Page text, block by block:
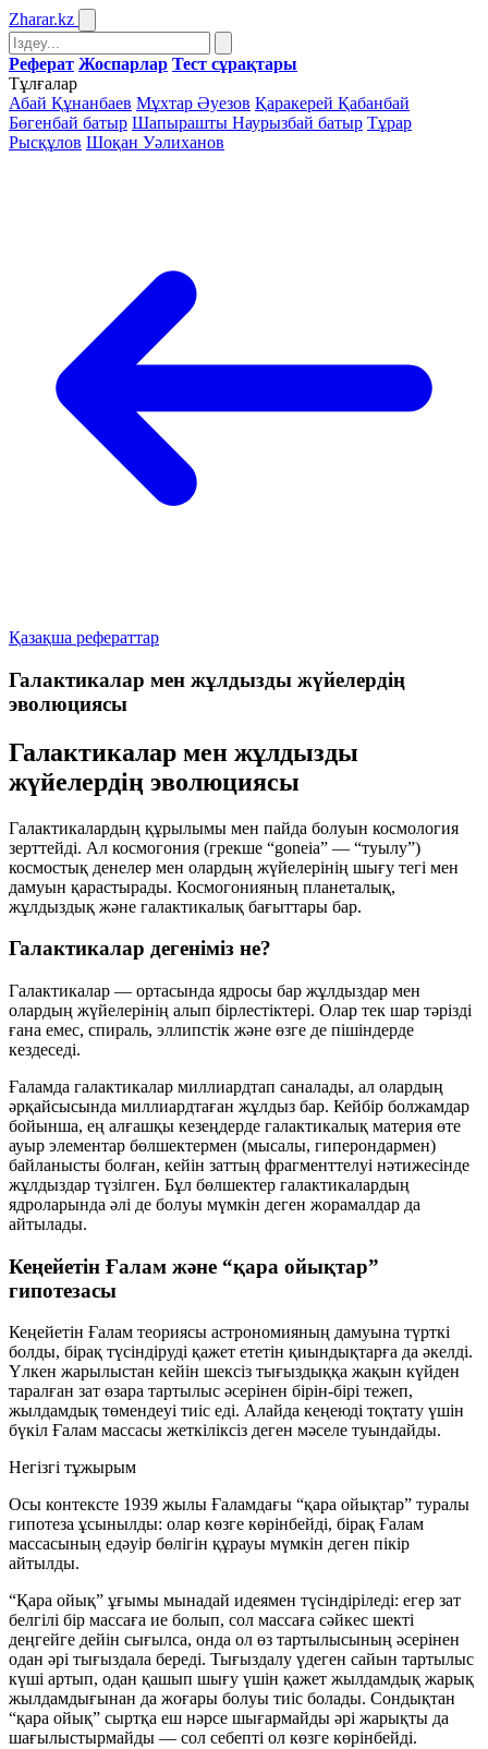
Zharar.kz
Реферат Жоспарлар Тест сұрақтары
Тұлғалар
Абай Құнанбаев Мұхтар Әуезов Қаракерей Қабанбай
Бөгенбай батыр Шапырашты Наурызбай батыр Тұрар
Рысқұлов Шоқан Уәлиханов
Қазақша рефераттар
Галактикалар мен жұлдызды жүйелердің
эволюциясы
Галактикалар мен жұлдызды
жүйелердің эволюциясы
Галактикалардың құрылымы мен пайда болуын космология
зерттейді. Ал космогония (грекше “goneia” — “туылу”)
космостық денелер мен олардың жүйелерінің шығу тегі мен
дамуын қарастырады. Космогонияның планеталық,
жұлдыздық және галактикалық бағыттары бар.
Галактикалар дегеніміз не?
Галактикалар — ортасында ядросы бар жұлдыздар мен
олардың жүйелерінің алып бірлестіктері. Олар тек шар тәрізді
ғана емес, спираль, эллипстік және өзге де пішіндерде
кездеседі.
Ғаламда галактикалар миллиардтап саналады, ал олардың
әрқайсысында миллиардтаған жұлдыз бар. Кейбір болжамдар
бойынша, ең алғашқы кезеңдерде галактикалық материя өте
ауыр элементар бөлшектермен (мысалы, гиперондармен)
байланысты болған, кейін заттың фрагменттелуі нәтижесінде
жұлдыздар түзілген. Бұл бөлшектер галактикалардың
ядроларында әлі де болуы мүмкін деген жорамалдар да
айтылады.
Кеңейетін Ғалам және “қара ойықтар”
гипотезасы
Кеңейетін Ғалам теориясы астрономияның дамуына түрткі
болды, бірақ түсіндіруді қажет ететін қиындықтарға да әкелді.
Үлкен жарылыстан кейін шексіз тығыздыққа жақын күйден
таралған зат өзара тартылыс әсерінен бірін-бірі тежеп,
жылдамдық төмендеуі тиіс еді. Алайда кеңеюді тоқтату үшін
бүкіл Ғалам массасы жеткіліксіз деген мәселе туындайды.
Негізгі тұжырым
Осы контексте 1939 жылы Ғаламдағы “қара ойықтар” туралы
гипотеза ұсынылды: олар көзге көрінбейді, бірақ Ғалам
массасының едәуір бөлігін құрауы мүмкін деген пікір
айтылды.
“Қара ойық” ұғымы мынадай идеямен түсіндіріледі: егер зат
белгілі бір массаға ие болып, сол массаға сәйкес шекті
деңгейге дейін сығылса, онда ол өз тартылысының әсерінен
одан әрі тығыздала береді. Тығыздалу үдеген сайын тартылыс
күші артып, одан қашып шығу үшін қажет жылдамдық жарық
жылдамдығынан да жоғары болуы тиіс болады. Сондықтан
“қара ойық” сыртқа еш нәрсе шығармайды әрі жарықты да
шағылыстырмайды — сол себепті ол көзге көрінбейді.